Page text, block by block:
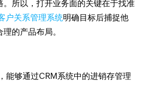
。所以，打开业务面的关键在于找准
户关系管理系统明确目标后捕捉他
的产品布局。
够通过CRM系统中的进销存管理